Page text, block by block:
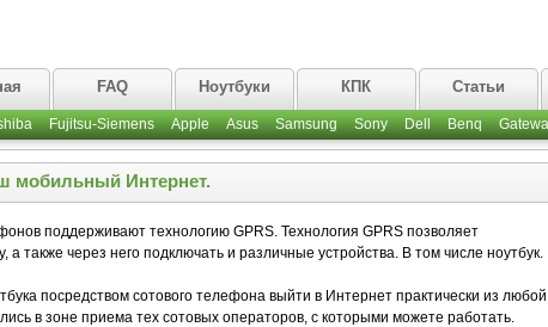
FAQ Ноутбуки КПК Статьи
Fujitsu-Siemens Apple Asus Samsung Sony Dell Benq
мобильный Интернет.
поддерживают технологию GPRS. Технология GPRS позволяет
также через него подключать и различные устройства. В том числе ноутбук.
посредством сотового телефона выйти в Интернет практически из любой
в зоне приема тех сотовых операторов, с которыми можете работать.